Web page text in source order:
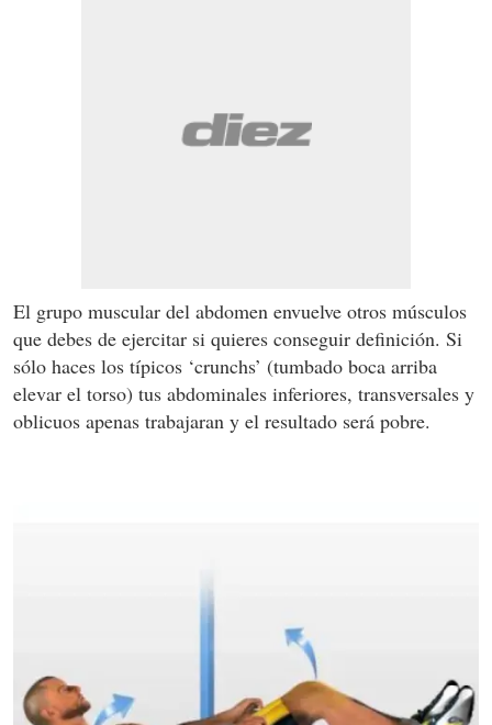
El grupo muscular del abdomen envuelve otros músculos
que debes de ejercitar si quieres conseguir definición. Si
sólo haces los típicos ‘crunchs’ (tumbado boca arriba
elevar el torso) tus abdominales inferiores, transversales y
oblicuos apenas trabajaran y el resultado será pobre.